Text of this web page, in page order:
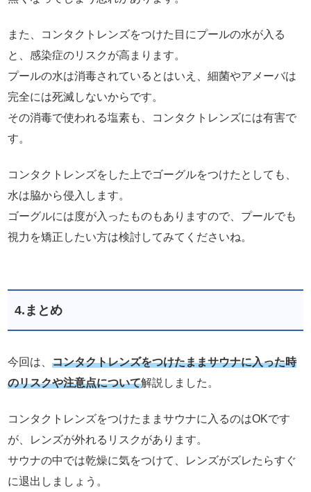
また、コンタクトレンズをつけた目にプールの水が入る
と、感染症のリスクが高まります。
プールの水は消毒されているとはいえ、細菌やアメーバは
完全には死滅しないからです。
その消毒で使われる塩素も、コンタクトレンズには有害で
す。
コンタクトレンズをした上でゴーグルをつけたとしても、
水は脇から侵入します。
ゴーグルには度が入ったものもありますので、プールでも
視力を矯正したい方は検討してみてくださいね。
4.まとめ
今回は、 コンタクトレンズをつけたままサウナに入った時
のリスクや注意点について解説しました。
コンタクトレンズをつけたままサウナに入るのはOKです
が、レンズが外れるリスクがあります。
サウナの中では乾燥に気をつけて、レンズがズレたらすぐ
に退出しましょう。